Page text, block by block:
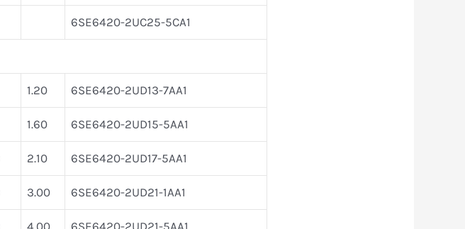
6SE6420-2UC25-5CA1
1.20 6SE6420-2UD13-7AA1
1.60 6SE6420-2UD15-5AA1
2.10 6SE6420-2UD17-5AA1
3.00 6SE6420-2UD21-1AA1